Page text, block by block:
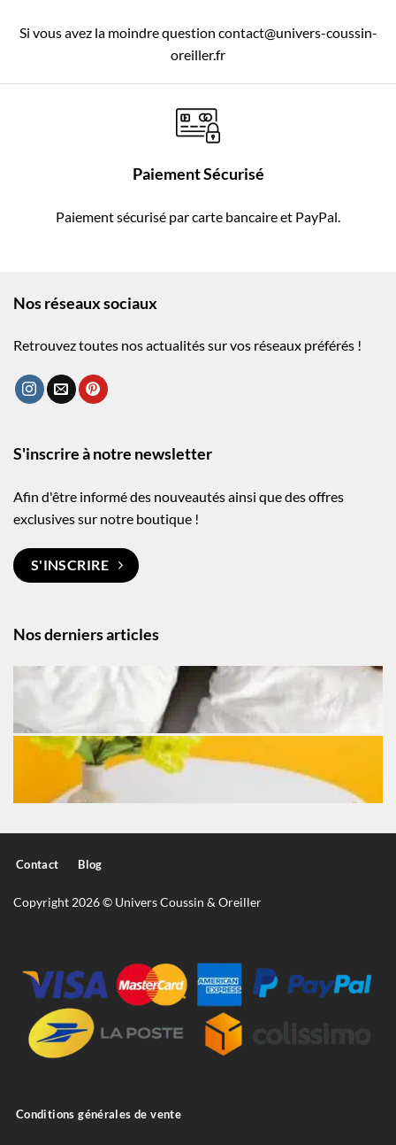
Si vous avez la moindre question contact@univers-coussin-
oreiller.fr
Paiement Sécurisé
Paiement sécurisé par carte bancaire et PayPal.
Nos réseaux sociaux
Retrouvez toutes nos actualités sur vos réseaux préférés !
Nos derniers articles
S'inscrire à notre newsletter
Afin d'être informé des nouveautés ainsi que des offres
exclusives sur notre boutique !
S'INSCRIRE
Contact Blog
Copyright 2026 © Univers Coussin & Oreiller
Conditions générales de vente